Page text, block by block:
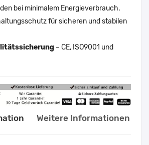
bei minimalem Energieverbrauch.
für sicheren und stabilen
– CE, ISO9001 und
Weitere Informationen